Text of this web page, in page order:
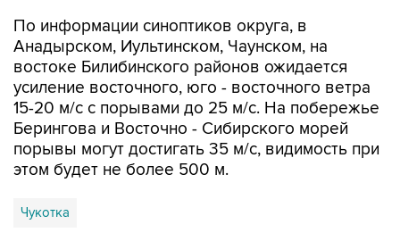
По информации синоптиков округа, в
Анадырском, Иультинском, Чаунском, на
востоке Билибинского районов ожидается
усиление восточного, юго - восточного ветра
15-20 м/с с порывами до 25 м/с. На побережье
Берингова и Восточно - Сибирского морей
порывы могут достигать 35 м/с, видимость при
этом будет не более 500 м.
Чукотка